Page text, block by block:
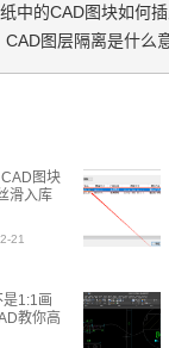
中的CAD图块如何插
CAD图层隔离是什么
图块
滑入库
21
1:1画
教你高